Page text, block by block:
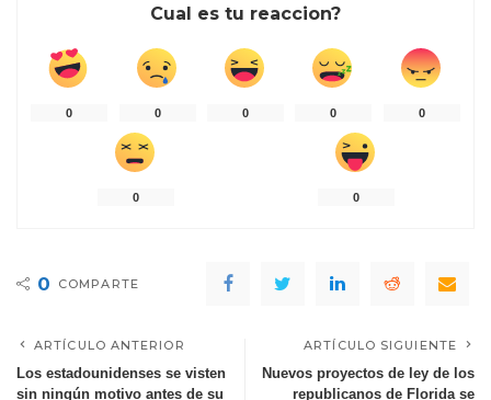
Cual es tu reaccion?
0 0 0 0 0
0 0
0 COMPARTE
ARTÍCULO ANTERIOR
Los estadounidenses se visten
sin ningún motivo antes de su
ARTÍCULO SIGUIENTE
Nuevos proyectos de ley de los
republicanos de Florida se